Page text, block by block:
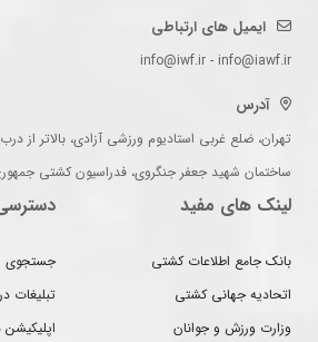
ایمیل های ارتباطی
info@iwf.ir - info@iawf.ir
آدرس
تهران، ضلع غربی استادیوم ورزشی آزادی، بالاتر از
ساختمان شهید جعفر جنگروی، فدراسیون کشتی
لینک های مفید
بانک جامع اطلاعات کشتی
اتحادیه جهانی کشتی
وزارت ورزش و جوانان
جستجوی
تبلیغات
اپلیکیشن